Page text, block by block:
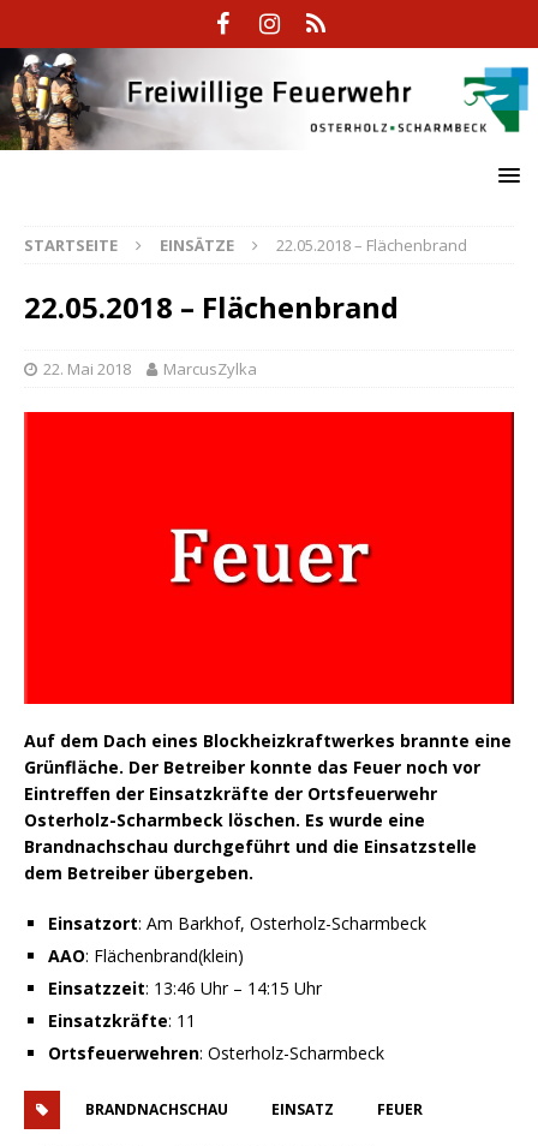
STARTSEITE EINSÄTZE 22.05.2018 – Flächenbrand
22.05.2018 – Flächenbrand
22. Mai 2018 MarcusZylka
Auf dem Dach eines Blockheizkraftwerkes brannte eine
Grünfläche. Der Betreiber konnte das Feuer noch vor
Eintreffen der Einsatzkräfte der Ortsfeuerwehr
Osterholz-Scharmbeck löschen. Es wurde eine
Brandnachschau durchgeführt und die Einsatzstelle
dem Betreiber übergeben.
Einsatzort: Am Barkhof, Osterholz-Scharmbeck
AAO: Flächenbrand(klein)
Einsatzzeit: 13:46 Uhr – 14:15 Uhr
Einsatzkräfte: 11
Ortsfeuerwehren: Osterholz-Scharmbeck
BRANDNACHSCHAU EINSATZ FEUER